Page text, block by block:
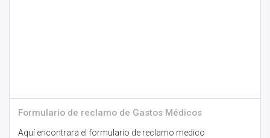
Formulario de reclamo de Gastos Médicos
Aquí encontrara el formulario de reclamo medico